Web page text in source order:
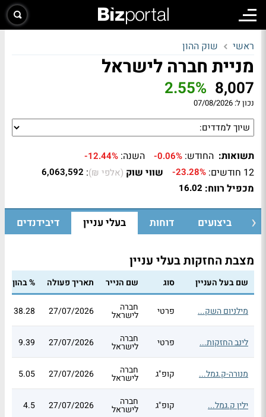
ראשי שוק ההון
מניית חברה לישראל
8,007
2.55%
נכון ל: 07/08/2026
תשואות: החודש: -0.06% השנה: -12.44%
12 חודשים: -23.28% שווי שוק (אלפי ₪):
6,063,592
מכפיל רווח: 16.02
ביצועים דוחות בעלי עניין דיבידנדים
מצבת החזקות בעלי עניין
שם בעל העניין סוג שם הנייר תאריך פעולה % בהון
מילניום השק... פרטי חברה
לישראל 27/07/2026
38.28
לינב החזקות... פרטי חברה
לישראל 27/07/2026
9.39
מנורה-ק.גמל... קופ"ג חברה
לישראל 27/07/2026
5.05
ילין ק.גמל... קופ"ג חברה
לישראל 27/07/2026
4.5